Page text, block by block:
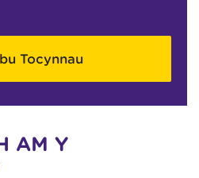
Tocynnau
AM Y